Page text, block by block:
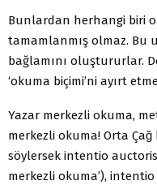
Bunlardan herhangi biri
tamamlanmış olmaz. Bu
bağlamını oluştururlar.
‘okuma biçimi’ni ayırt
Yazar merkezli okuma,
merkezli okuma! Orta
söylersek intentio auctoris
merkezli okuma’), intentio